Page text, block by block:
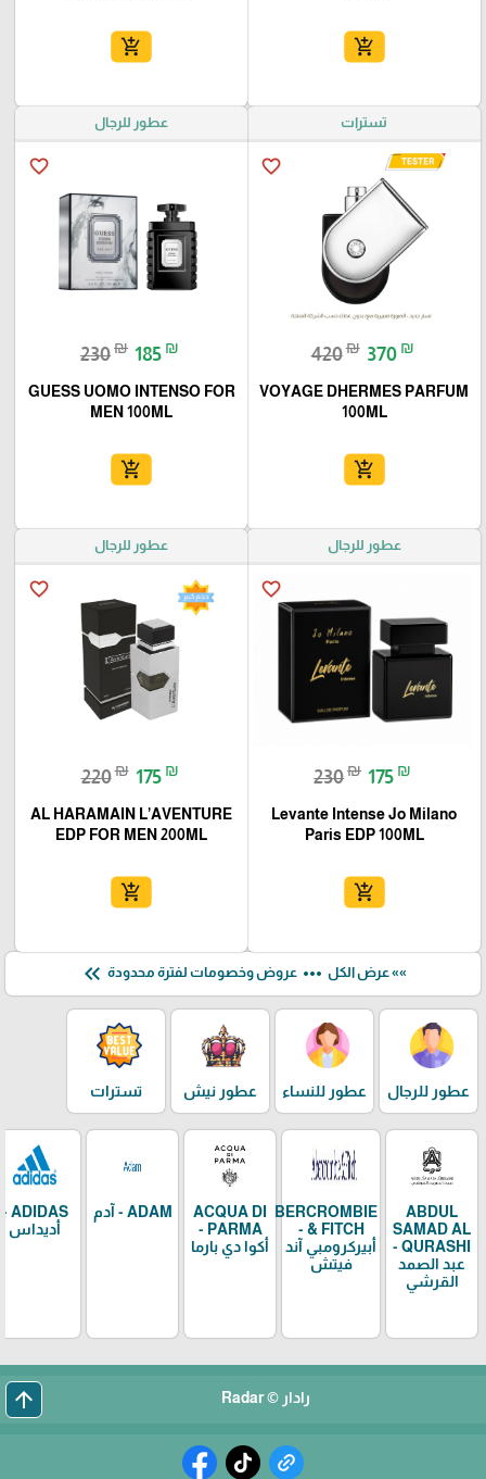
add_shopping_cart
add_shopping_cart
تسترات
favorite_border
420₪ 370 ₪
VOYAGE DHERMES PARFUM
100ML
add_shopping_cart
عطور للرجال
favorite_border
230₪ 185 ₪
GUESS UOMO INTENSO FOR
MEN 100ML
add_shopping_cart
عطور للرجال
favorite_border
230₪ 175 ₪
Levante Intense Jo Milano
Paris EDP 100ML
add_shopping_cart
عطور للرجال
favorite_border
220₪ 175 ₪
AL HARAMAIN L’AVENTURE
EDP FOR MEN 200ML
add_shopping_cart
»» عرض الكل more_horiz عروض وخصومات لفترة محدودة keyboard_double_arrow_left
عطور للرجال عطور للنساء عطور نيش تسترات
ABDUL
SAMAD AL
QURASHI -
عبد الصمد
القرشي
ABERCROMBIE
& FITCH -
أبيركرومبي آند
فيتش
ACQUA DI
PARMA -
أكوا دي بارما
ADAM - آدم
ADIDAS -
أديداس
رادار © Radar arrow_upward